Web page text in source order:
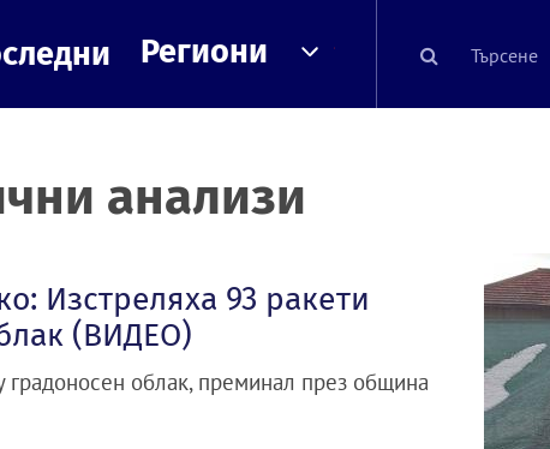
Региони
анализи
Изстреляха 93 ракети
(ВИДЕО)
градоносен облак, преминал през община